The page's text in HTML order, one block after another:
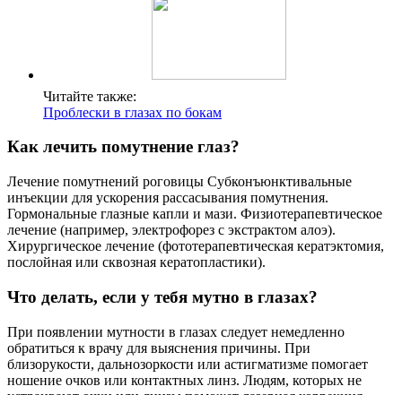
Читайте также:
Проблески в глазах по бокам
Как лечить помутнение глаз?
Лечение помутнений роговицы Субконъюнктивальные
инъекции для ускорения рассасывания помутнения.
Гормональные глазные капли и мази. Физиотерапевтическое
лечение (например, электрофорез с экстрактом алоэ).
Хирургическое лечение (фототерапевтическая кератэктомия,
послойная или сквозная кератопластики).
Что делать, если у тебя мутно в глазах?
При появлении мутности в глазах следует немедленно
обратиться к врачу для выяснения причины. При
близорукости, дальнозоркости или астигматизме помогает
ношение очков или контактных линз. Людям, которых не